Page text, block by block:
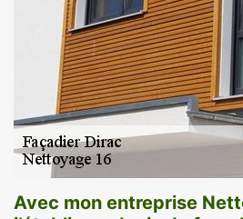
Avec mon entreprise